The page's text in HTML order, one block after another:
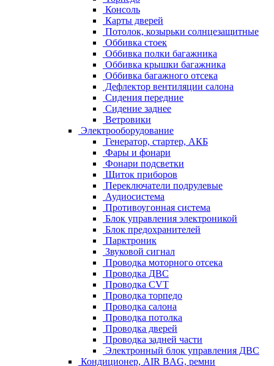
Консоль
Карты дверей
Потолок, козырьки солнцезащитные
Оббивка стоек
Оббивка полки багажника
Оббивка крышки багажника
Оббивка багажного отсека
Дефлектор вентиляции салона
Сидения передние
Сидение заднее
Ветровики
Электрооборудование
Генератор, стартер, АКБ
Фары и фонари
Фонари подсветки
Щиток приборов
Переключатели подрулевые
Аудиосистема
Противоугонная система
Блок управления электроникой
Блок предохранителей
Парктроник
Звуковой сигнал
Проводка моторного отсека
Проводка ДВС
Проводка CVT
Проводка торпедо
Проводка салона
Проводка потолка
Проводка дверей
Проводка задней части
Электронный блок управления ДВС
Кондиционер, AIR BAG, ремни